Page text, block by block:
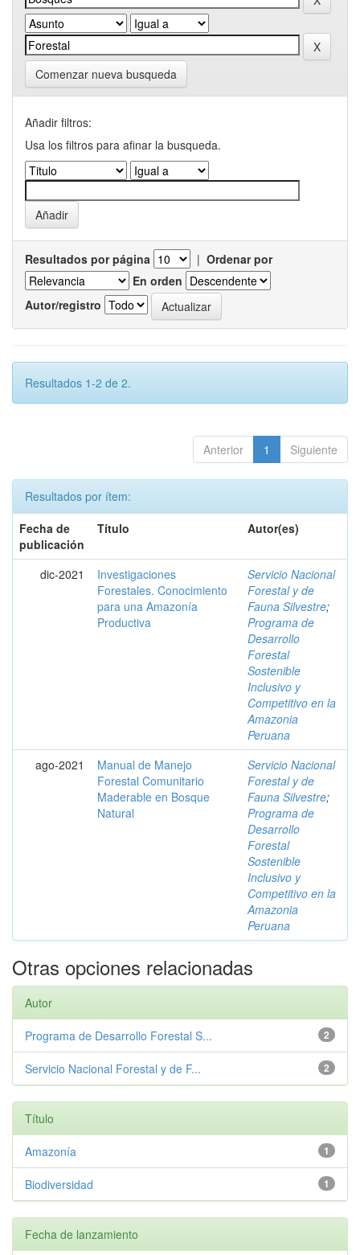
Comenzar nueva busqueda
Añadir filtros:
Usa los filtros para afinar la busqueda.
Resultados por página | Ordenar por
En orden
Autor/registro
Resultados 1-2 de 2.
Anterior 1 Siguiente
Resultados por ítem:
Fecha de
publicación
Título Autor(es)
dic-2021
Investigaciones
Forestales. Conocimiento
para una Amazonía
Productiva
Servicio Nacional
Forestal y de
Fauna Silvestre;
Programa de
Desarrollo
Forestal
Sostenible
Inclusivo y
Competitivo en la
Amazonia
Peruana
ago-2021
Manual de Manejo
Forestal Comunitario
Maderable en Bosque
Natural
Servicio Nacional
Forestal y de
Fauna Silvestre;
Programa de
Desarrollo
Forestal
Sostenible
Inclusivo y
Competitivo en la
Amazonia
Peruana
Otras opciones relacionadas
Autor
2
Programa de Desarrollo Forestal S...
2
Servicio Nacional Forestal y de F...
Título
1
Amazonía
1
Biodiversidad
Fecha de lanzamiento